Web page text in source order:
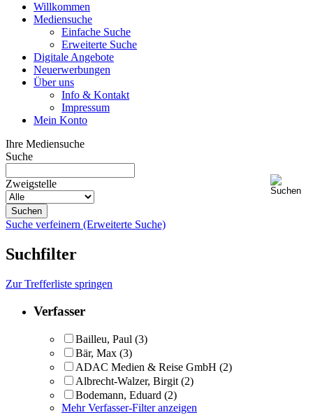
Willkommen
Mediensuche
Einfache Suche
Erweiterte Suche
Digitale Angebote
Neuerwerbungen
Über uns
Info & Kontakt
Impressum
Mein Konto
Ihre Mediensuche
Suche
Zweigstelle
Suche verfeinern (Erweiterte Suche)
Suchfilter
Zur Trefferliste springen
Verfasser
Bailleu, Paul (3)
Bär, Max (3)
ADAC Medien & Reise GmbH (2)
Albrecht-Walzer, Birgit (2)
Bodemann, Eduard (2)
Mehr Verfasser-Filter anzeigen